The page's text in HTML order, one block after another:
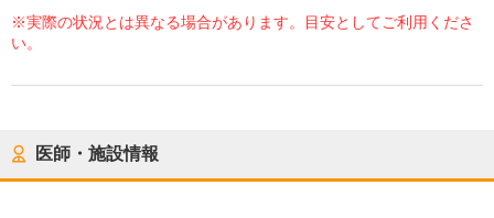
※実際の状況とは異なる場合があります。目安としてご利用くださ
い。
医師・施設情報